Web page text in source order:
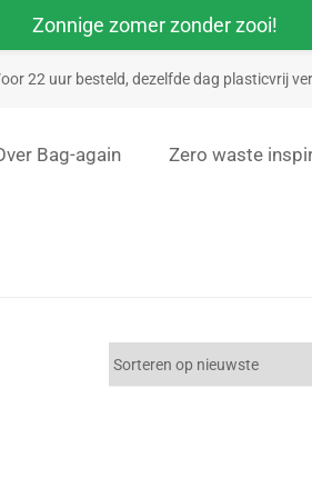
22 uur besteld, dezelfde dag plasticvrij
Bag-again Zero waste
Zonnige zomer zonder zooi!